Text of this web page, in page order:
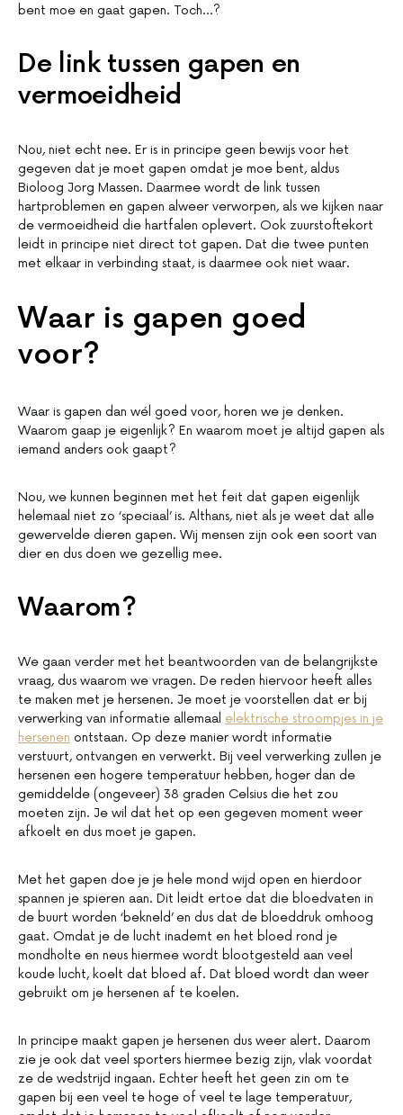
bent moe en gaat gapen. Toch…?
De link tussen gapen en
vermoeidheid
Nou, niet echt nee. Er is in principe geen bewijs voor het
gegeven dat je moet gapen omdat je moe bent, aldus
Bioloog Jorg Massen. Daarmee wordt de link tussen
hartproblemen en gapen alweer verworpen, als we kijken naar
de vermoeidheid die hartfalen oplevert. Ook zuurstoftekort
leidt in principe niet direct tot gapen. Dat die twee punten
met elkaar in verbinding staat, is daarmee ook niet waar.
Waar is gapen goed
voor?
Waar is gapen dan wél goed voor, horen we je denken.
Waarom gaap je eigenlijk? En waarom moet je altijd gapen als
iemand anders ook gaapt?
Nou, we kunnen beginnen met het feit dat gapen eigenlijk
helemaal niet zo ‘speciaal’ is. Althans, niet als je weet dat alle
gewervelde dieren gapen. Wij mensen zijn ook een soort van
dier en dus doen we gezellig mee.
Waarom?
We gaan verder met het beantwoorden van de belangrijkste
vraag, dus waarom we vragen. De reden hiervoor heeft alles
te maken met je hersenen. Je moet je voorstellen dat er bij
verwerking van informatie allemaal elektrische stroompjes in je
hersenen ontstaan. Op deze manier wordt informatie
verstuurt, ontvangen en verwerkt. Bij veel verwerking zullen je
hersenen een hogere temperatuur hebben, hoger dan de
gemiddelde (ongeveer) 38 graden Celsius die het zou
moeten zijn. Je wil dat het op een gegeven moment weer
afkoelt en dus moet je gapen.
Met het gapen doe je je hele mond wijd open en hierdoor
spannen je spieren aan. Dit leidt ertoe dat die bloedvaten in
de buurt worden ‘bekneld’ en dus dat de bloeddruk omhoog
gaat. Omdat je de lucht inademt en het bloed rond je
mondholte en neus hiermee wordt blootgesteld aan veel
koude lucht, koelt dat bloed af. Dat bloed wordt dan weer
gebruikt om je hersenen af te koelen.
In principe maakt gapen je hersenen dus weer alert. Daarom
zie je ook dat veel sporters hiermee bezig zijn, vlak voordat
ze de wedstrijd ingaan. Echter heeft het geen zin om te
gapen bij een veel te hoge of veel te lage temperatuur,